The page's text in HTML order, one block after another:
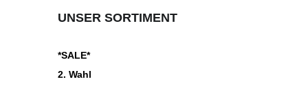
UNSER SORTIMENT
*SALE*
2. Wahl